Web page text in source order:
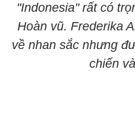
"Indonesia" rất có
Hoàn vũ. Frederika
về nhan sắc nhưng
chiến